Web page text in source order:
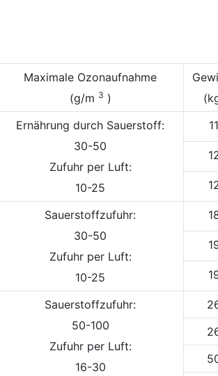
Maximale Ozonaufnahme
(g/m 3 )
Ernährung durch Sauerstoff:
30-50
Zufuhr per Luft:
10-25
11
Sauerstoffzufuhr:
30-50
Zufuhr per Luft:
10-25
Sauerstoffzufuhr:
50-100
Zufuhr per Luft:
16-30